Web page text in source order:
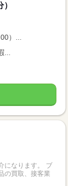
）...
になります。 ブ
の買取、接客業